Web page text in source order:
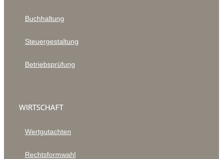
Buchhaltung
Steuergestaltung
Betriebsprüfung
WIRTSCHAFT
Wertgutachten
Rechtsformwahl